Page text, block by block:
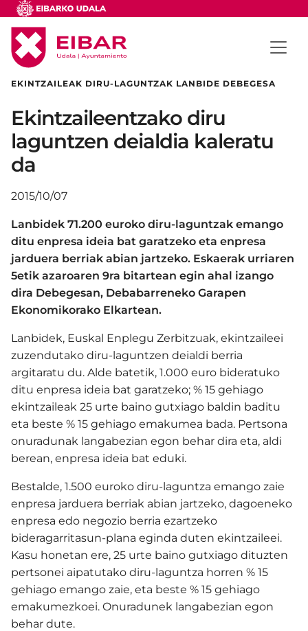
EKINTZAILEAK DIRU-LAGUNTZAK LANBIDE DEBEGESA
Ekintzaileentzako diru
laguntzen deialdia kaleratu
da
2015/10/07
Lanbidek 71.200 euroko diru-laguntzak emango
ditu enpresa ideia bat garatzeko eta enpresa
jarduera berriak abian jartzeko. Eskaerak urriaren
5etik azaroaren 9ra bitartean egin ahal izango
dira Debegesan, Debabarreneko Garapen
Ekonomikorako Elkartean.
Lanbidek, Euskal Enplegu Zerbitzuak, ekintzaileei
zuzendutako diru-laguntzen deialdi berria
argitaratu du. Alde batetik, 1.000 euro bideratuko
ditu enpresa ideia bat garatzeko; % 15 gehiago
ekintzaileak 25 urte baino gutxiago baldin baditu
eta beste % 15 gehiago emakumea bada. Pertsona
onuradunak langabezian egon behar dira eta, aldi
berean, enpresa ideia bat eduki.
Bestalde, 1.500 euroko diru-laguntza emango zaie
enpresa jarduera berriak abian jartzeko, dagoeneko
enpresa edo negozio berria ezartzeko
bideragarritasun-plana eginda duten ekintzaileei.
Kasu honetan ere, 25 urte baino gutxiago dituzten
pertsonei aipatutako diru-laguntza horren % 15
gehiago emango zaie, eta beste % 15 gehiago
emakumezkoei. Onuradunek langabezian egon
behar dute.